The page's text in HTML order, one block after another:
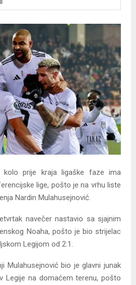
kolo prije kraja ligaške faze ima
lige, pošto je na vrhu liste
Nardin Mulahusejnović.
navečer nastavio sa sjajnim
Noaha, pošto je bio strijelac
Legijom od 2:1.
Mulahusejnović bio je glavni junak
Legije na domaćem terenu, pošto